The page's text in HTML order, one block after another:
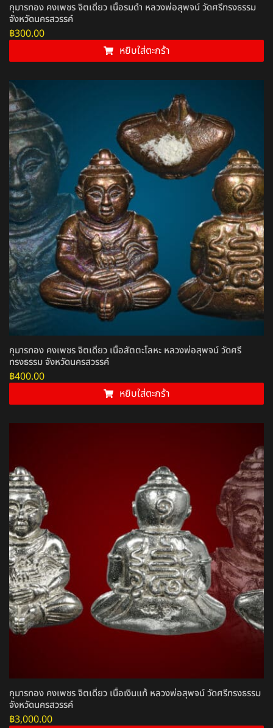
กุมารทอง คงเพชร จิตเดี่ยว เนื้อรมดำ หลวงพ่อสุพจน์ วัดศรีทรงธรรม
จังหวัดนครสวรรค์
฿300.00
หยิบใส่ตะกร้า
กุมารทอง คงเพชร จิตเดี่ยว เนื้อสัตตะโลหะ หลวงพ่อสุพจน์ วัดศรี
ทรงธรรม จังหวัดนครสวรรค์
฿400.00
หยิบใส่ตะกร้า
กุมารทอง คงเพชร จิตเดี่ยว เนื้อเงินแท้ หลวงพ่อสุพจน์ วัดศรีทรงธรรม
จังหวัดนครสวรรค์
฿3,000.00